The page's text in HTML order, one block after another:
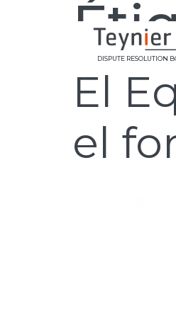
DISPUTE RESOLUTION
El
el